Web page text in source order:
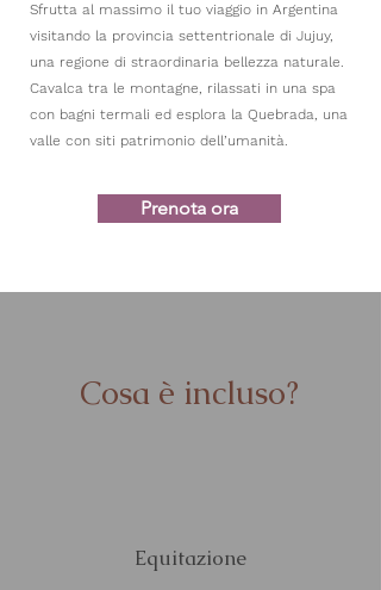
Sfrutta al massimo il tuo viaggio in Argentina
visitando la provincia settentrionale di Jujuy,
una regione di straordinaria bellezza naturale.
Cavalca tra le montagne, rilassati in una spa
con bagni termali ed esplora la Quebrada, una
valle con siti patrimonio dell’umanità.
Prenota ora
Cosa è incluso?
Equitazione